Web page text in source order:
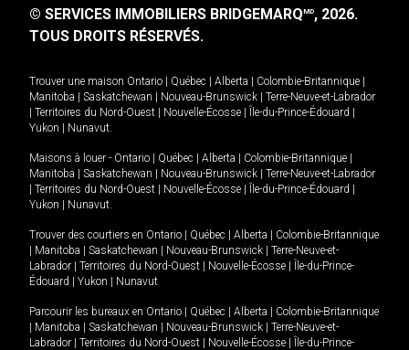
© SERVICES IMMOBILIERS BRIDGEMARQMD, 2026.
TOUS DROITS RÉSERVÉS.
Trouver une maison Ontario Québec Alberta Colombie-Britannique
Manitoba
Saskatchewan Nouveau-Brunswick
Terre-Neuve-et-Labrador
Territoires du Nord-Ouest Nouvelle-Écosse Île-du-Prince-Édouard
Yukon
Nunavut.
Maisons à louer - Ontario Québec Alberta Colombie-Britannique
Manitoba
Saskatchewan Nouveau-Brunswick
Terre-Neuve-et-Labrador
Territoires du Nord-Ouest Nouvelle-Écosse Île-du-Prince-Édouard
Yukon
Nunavut.
Trouver des courtiers en Ontario Québec Alberta
Colombie-Britannique
Manitoba Saskatchewan Nouveau-Brunswick
Terre-Neuve-et-
Labrador
Territoires du Nord-Ouest Nouvelle-Écosse
Île-du-Prince-
Édouard
Yukon Nunavut
Parcourir les bureaux en Ontario Québec Alberta
Colombie-Britannique
Manitoba Saskatchewan Nouveau-Brunswick
Terre-Neuve-et-
Labrador
Territoires du Nord-Ouest Nouvelle-Écosse
Île-du-Prince-